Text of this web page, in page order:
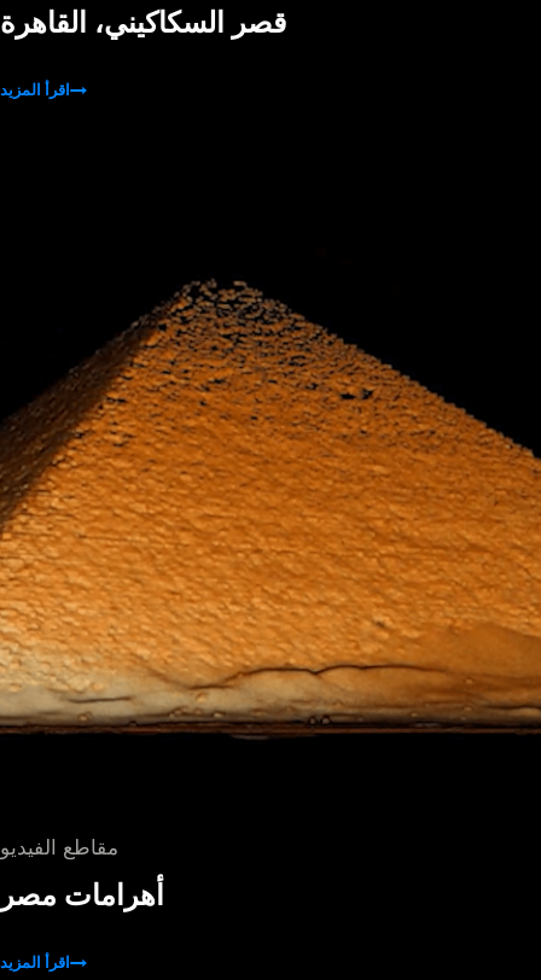
قصر السكاكيني، القاهرة
اقرأ المزيد
مقاطع الفيديو
أهرامات مصر
اقرأ المزيد